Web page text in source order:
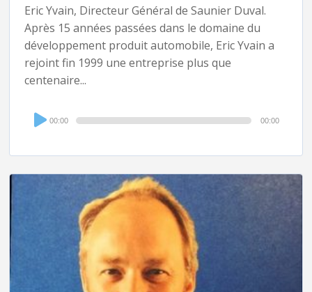
Eric Yvain, Directeur Général de Saunier Duval.
Après 15 années passées dans le domaine du
développement produit automobile, Eric Yvain a
rejoint fin 1999 une entreprise plus que
centenaire...
Audio
Player
00:00 00:00